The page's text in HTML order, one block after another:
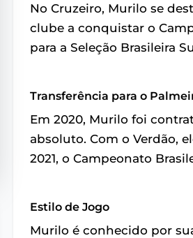
No Cruzeiro, Murilo se
clube a conquistar o
para a Seleção Brasileira
Transferência para o
Em 2020, Murilo foi
absoluto. Com o Verdão,
2021, o Campeonato
Estilo de Jogo
Murilo é conhecido por